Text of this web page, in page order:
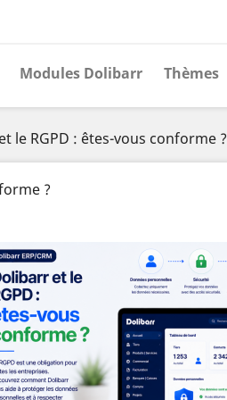
Modules Dolibarr Thèmes
le RGPD : êtes-vous conforme ?
?